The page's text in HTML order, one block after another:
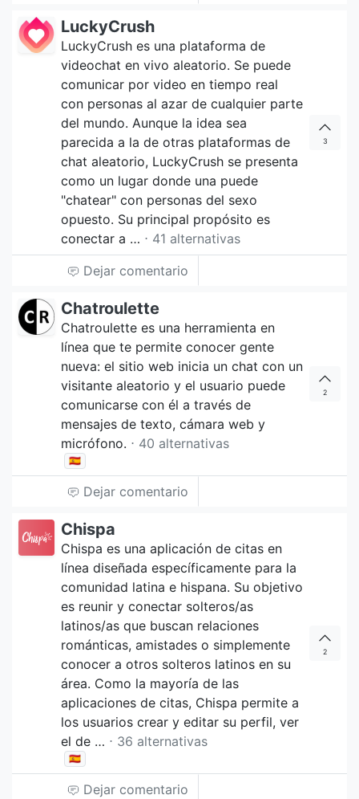
LuckyCrush
LuckyCrush es una plataforma de
videochat en vivo aleatorio. Se puede
comunicar por video en tiempo real
con personas al azar de cualquier parte
del mundo. Aunque la idea sea
parecida a la de otras plataformas de
chat aleatorio, LuckyCrush se presenta
como un lugar donde una puede
"chatear" con personas del sexo
opuesto. Su principal propósito es
conectar a … ⋅ 41 alternativas
3
Dejar comentario
Chatroulette
Chatroulette es una herramienta en
línea que te permite conocer gente
nueva: el sitio web inicia un chat con un
visitante aleatorio y el usuario puede
comunicarse con él a través de
mensajes de texto, cámara web y
micrófono. ⋅ 40 alternativas
🇪🇸
2
Dejar comentario
Chispa
Chispa es una aplicación de citas en
línea diseñada específicamente para la
comunidad latina e hispana. Su objetivo
es reunir y conectar solteros/as
latinos/as que buscan relaciones
románticas, amistades o simplemente
conocer a otros solteros latinos en su
área. Como la mayoría de las
aplicaciones de citas, Chispa permite a
los usuarios crear y editar su perfil, ver
el de … ⋅ 36 alternativas
🇪🇸
2
Dejar comentario